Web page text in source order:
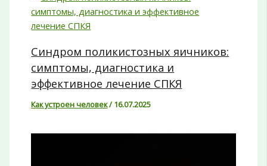
Синдром поликистозных яичников:
симптомы, диагностика и
эффективное лечение СПКЯ
Как устроен человек/ 16.07.2025